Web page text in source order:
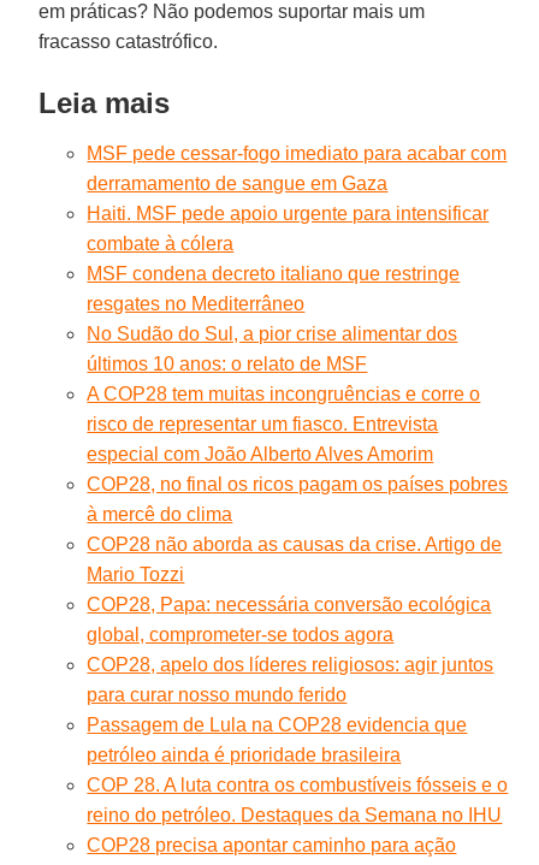
em práticas? Não podemos suportar mais um
fracasso catastrófico.
Leia mais
MSF pede cessar-fogo imediato para acabar com
derramamento de sangue em Gaza
Haiti. MSF pede apoio urgente para intensificar
combate à cólera
MSF condena decreto italiano que restringe
resgates no Mediterrâneo
No Sudão do Sul, a pior crise alimentar dos
últimos 10 anos: o relato de MSF
A COP28 tem muitas incongruências e corre o
risco de representar um fiasco. Entrevista
especial com João Alberto Alves Amorim
COP28, no final os ricos pagam os países pobres
à mercê do clima
COP28 não aborda as causas da crise. Artigo de
Mario Tozzi
COP28, Papa: necessária conversão ecológica
global, comprometer-se todos agora
COP28, apelo dos líderes religiosos: agir juntos
para curar nosso mundo ferido
Passagem de Lula na COP28 evidencia que
petróleo ainda é prioridade brasileira
COP 28. A luta contra os combustíveis fósseis e o
reino do petróleo. Destaques da Semana no IHU
COP28 precisa apontar caminho para ação